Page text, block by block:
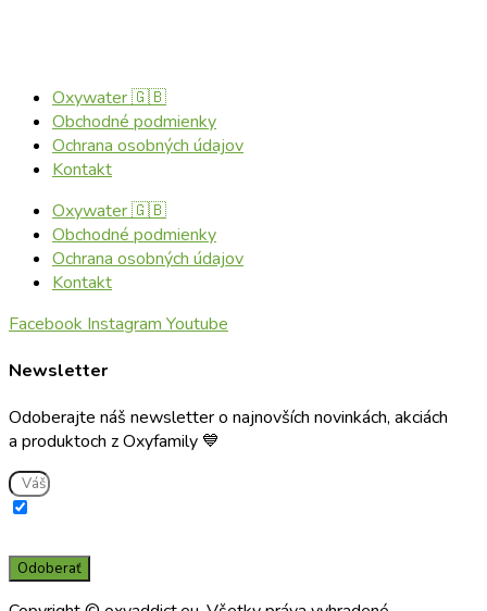
Oxywater 🇬🇧
Obchodné podmienky
Ochrana osobných údajov
Kontakt
Oxywater 🇬🇧
Obchodné podmienky
Ochrana osobných údajov
Kontakt
Facebook Instagram Youtube
Newsletter
Odoberajte náš newsletter o najnovších novinkách, akciách
a produktoch z Oxyfamily 💙
Odoberať